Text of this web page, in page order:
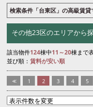
検索条件「台東区」の高級賃
その他23区のエリアから
該当物件124棟中11～20棟まで
並び順： 賃料が安い順
<< 1 2 3 4 5